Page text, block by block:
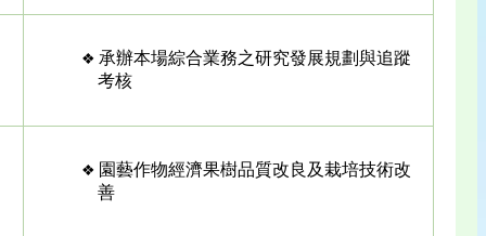
承辦本場綜合業務之研究發展規劃與追蹤
考核
園藝作物經濟果樹品質改良及栽培技術改
善